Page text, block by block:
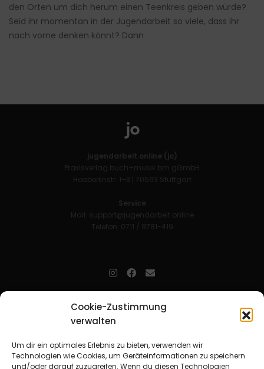
Cookie-Zustimmung
verwalten
Um dir ein optimales Erlebnis zu bieten, verwenden wir
Technologien wie Cookies, um Geräteinformationen zu speichern
und/oder darauf zuzugreifen. Wenn du diesen Technologien
den Orten um dich herum einen Teenkreis geben würde?
Seid ihr momentan in der Jugendarbeit so viele, dass ihr
nach vorne denken könnt? Dann
jugendarbeit.online (jo)
Praxisverlag buch+musik bm gGmbH
Haeberlinstr. 1–3 | 70563 Stuttgart
Service
Mail: support@jugendarbeit.online
Telefon: 0711 / 9781-419
Mitarbeitende in der christlichen Kinder-, Jugend- und jungen
Erwachsenenarbeit. Aufjofindet man unkompliziert und schnell
Beziehungsarbeit.
Beteiligte Verbände